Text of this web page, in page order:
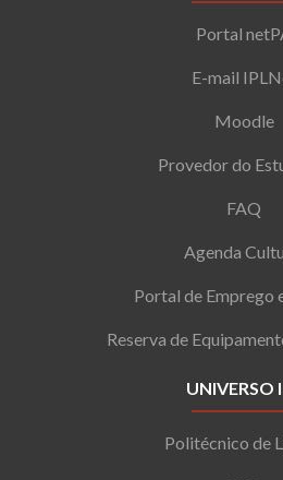
Portal
E-mail
Moodle
Provedor do
FAQ
Agenda
Portal de Emprego
Reserva de
UNIVERSO
Politécnico de